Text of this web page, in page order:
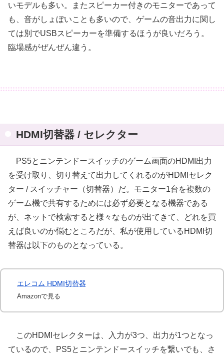
いモデルも多い。またスピーカー付きのモニターであって
も、音がしょぼいことも多いので、ゲームの音出力に関し
ては別でUSBスピーカーを準備するほうが良いだろう。
臨場感がぜんぜん違う。
HDMI切替器 / セレクター
PS5とニンテンドースイッチのゲーム画面のHDMI出力
を受け取り、切り替えて出力してくれるのがHDMIセレク
ター / スイッチャー（切替器）だ。モニター1台を複数の
ゲーム機で共有するためには必ず必要となる機器である
が、ネットで検索すると様々なものが出てきて、どれを買
えば良いのか悩むところだが、私が使用しているHDMI切
替器は以下のものとなっている。
エレコム HDMI切替器
Amazonで見る
このHDMIセレクターは、入力が3つ、出力が1つとなっ
ているので、PS5とニンテンドースイッチを繋いでも、さ